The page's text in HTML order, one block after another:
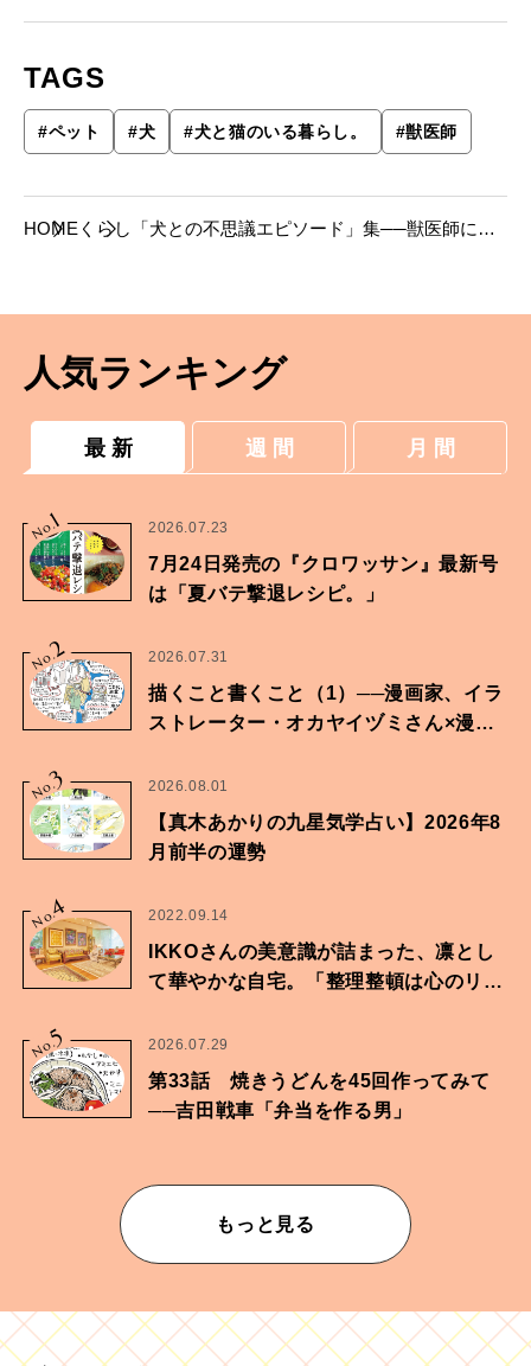
TAGS
#ペット #犬 #犬と猫のいる暮らし。 #獣医師
HOME くらし
「犬との不思議エピソード」集──獣医師によ
人気ランキング
最 新 週 間 月 間
No.
1 2026.07.23
7月24日発売の『クロワッサン』最新号
は「夏バテ撃退レシピ。」
No.2 2026.07.31
描くこと書くこと（1）──漫画家、イラ
ストレーター・オカヤイヅミさん×漫画
No.
3 2026.08.01
【真木あかりの九星気学占い】2026年8
月前半の運勢
No.
4 2022.09.14
IKKOさんの美意識が詰まった、凛とし
て華やかな自宅。「整理整頓は心のリズ
No.
5 2026.07.29
第33話 焼きうどんを45回作ってみて
──吉田戦車「弁当を作る男」
もっと見る